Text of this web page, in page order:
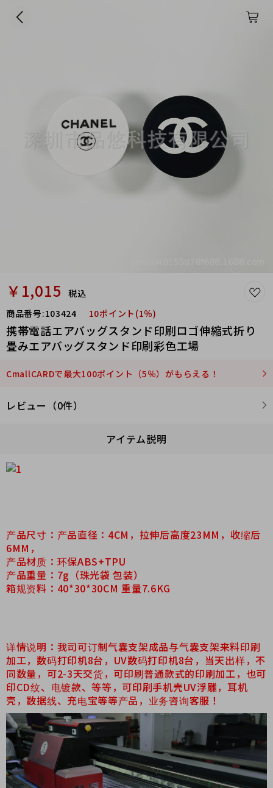
￥1,015
税込
商品番号:103424 10ポイント(1％)
携帯電話エアバッグスタンド印刷ロゴ伸縮式折り
畳みエアバッグスタンド印刷彩色工場
CmallCARDで最大100ポイント（5％）がもらえる！
レビュー（0件）
アイテム説明
产品尺寸：产品直径：4CM，拉伸后高度23MM，收缩后
6MM，
产品材质：环保ABS+TPU
产品重量：7g（珠光袋 包装）
箱规资料：40*30*30CM 重量7.6KG
详情说明：我司可订制气囊支架成品与气囊支架来料印刷
加工，数码打印机8台，UV数码打印机8台，当天出样，不
同数量，可2-3天交货，可印刷普通款式的印刷加工，也可
印CD纹、电镀款、等等，可印刷手机壳UV浮雕，耳机
壳，数据线、充电宝等等产品，业务咨询客服！